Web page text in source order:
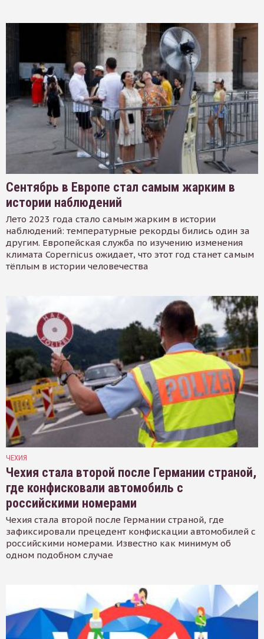
Сентябрь в Европе стал самым жарким в
истории наблюдений
Лето 2023 года стало самым жарким в истории
наблюдений: температурные рекорды бились один за
другим. Европейская служба по изучению изменения
климата Copernicus ожидает, что этот год станет самым
тёплым в истории человечества
ЧЕХИЯ
Чехия стала второй после Германии страной,
где конфисковали автомобиль с
российскими номерами
Чехия стала второй после Германии страной, где
зафиксировали прецедент конфискации автомобилей с
российскими номерами. Известно как минимум об
одном подобном случае